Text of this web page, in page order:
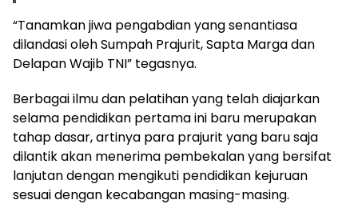
“Tanamkan jiwa pengabdian yang senantiasa
dilandasi oleh Sumpah Prajurit, Sapta Marga dan
Delapan Wajib TNI” tegasnya.
Berbagai ilmu dan pelatihan yang telah diajarkan
selama pendidikan pertama ini baru merupakan
tahap dasar, artinya para prajurit yang baru saja
dilantik akan menerima pembekalan yang bersifat
lanjutan dengan mengikuti pendidikan kejuruan
sesuai dengan kecabangan masing-masing.